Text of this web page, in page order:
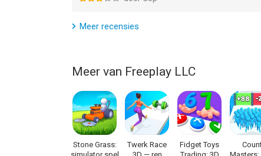
Join Clash van Freeplay LLC is een app voor
Informatie voor Join Clashis het laatst
Meer recensies
Meer van Freeplay LLC
Stone Grass:
Twerk Race
Fidget Toys